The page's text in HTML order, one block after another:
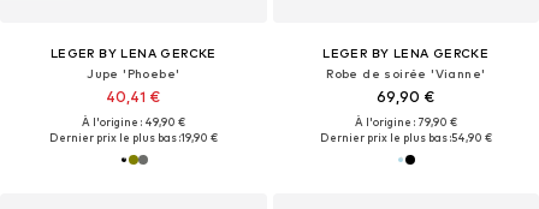
LEGER BY LENA GERCKE
Jupe 'Phoebe'
40,41 €
À l'origine : 49,90 €
Dernier prix le plus bas :19,90 €
LEGER BY LENA GERCKE
Robe de soirée 'Vianne'
69,90 €
À l'origine : 79,90 €
Dernier prix le plus bas :54,90 €